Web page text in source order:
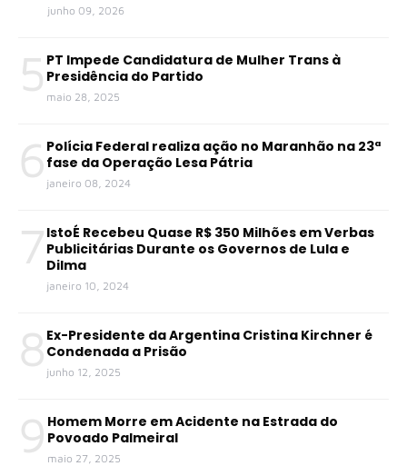
junho 09, 2026
5 PT Impede Candidatura de Mulher Trans à
Presidência do Partido
maio 28, 2025
6 Polícia Federal realiza ação no Maranhão na 23ª
fase da Operação Lesa Pátria
janeiro 08, 2024
7 IstoÉ Recebeu Quase R$ 350 Milhões em Verbas
Publicitárias Durante os Governos de Lula e
Dilma
janeiro 10, 2024
8 Ex-Presidente da Argentina Cristina Kirchner é
Condenada a Prisão
junho 12, 2025
9 Homem Morre em Acidente na Estrada do
Povoado Palmeiral
maio 27, 2025